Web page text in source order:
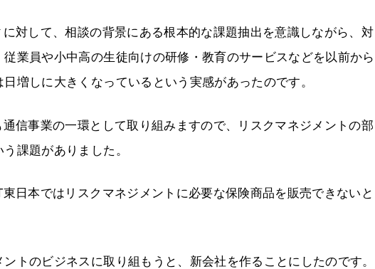
対して、相談の背景にある根本的な課題抽出を意識しながら、対
業員や小中高の生徒向けの研修・教育のサービスなどを以前から
増しに大きくなっているという実感があったのです。
信事業の一環として取り組みますので、リスクマネジメントの部
課題がありました。
日本ではリスクマネジメントに必要な保険商品を販売できないと
トのビジネスに取り組もうと、新会社を作ることにしたのです。